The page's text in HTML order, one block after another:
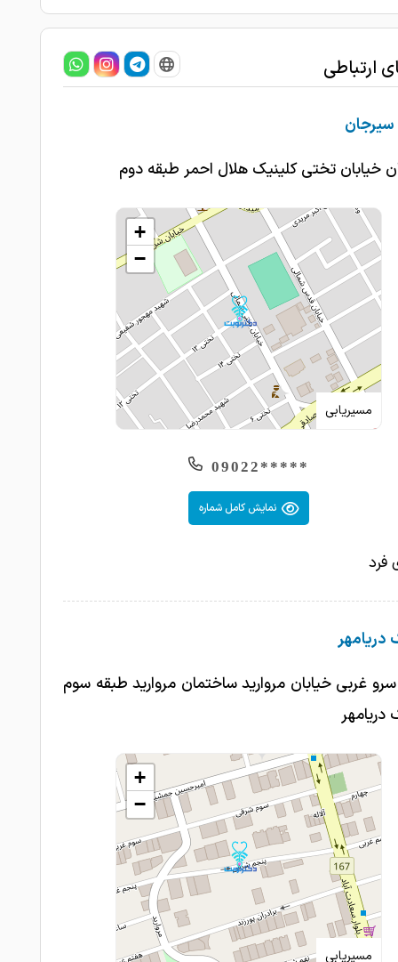
ارتباطی
خیابان تختی کلینیک هلال احمر طبقه دوم
مسیریابی
+
−
*****09022
نمایش کامل شماره
فرد
دریامهر
غربی خیابان مروارید ساختمان مروارید طبقه سوم
دریامهر
مسیریابی
+
−